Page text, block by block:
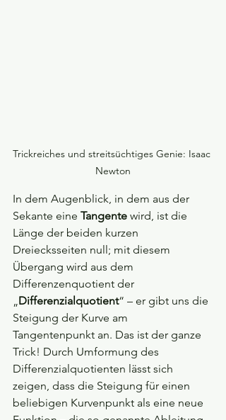
Trickreiches und streitsüchtiges Genie: Isaac
Newton
In dem Augenblick, in dem aus der
Sekante eine Tangente wird, ist die
Länge der beiden kurzen
Dreiecksseiten null; mit diesem
Übergang wird aus dem
Differenzenquotient der
„Differenzialquotient“ – er gibt uns die
Steigung der Kurve am
Tangentenpunkt an. Das ist der ganze
Trick! Durch Umformung des
Differenzialquotienten lässt sich
zeigen, dass die Steigung für einen
beliebigen Kurvenpunkt als eine neue